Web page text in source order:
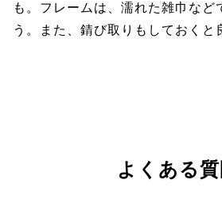
も。フレームは、濡れた雑巾など
う。また、錆び取りもしておくと
よくある質